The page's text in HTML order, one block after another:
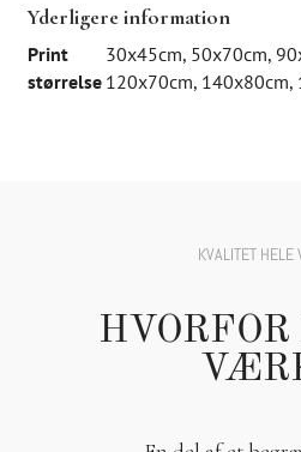
Yderligere information
Print
størrelse
30x45cm, 50x70cm,
120x70cm, 140x80cm,
KVALITET HELE